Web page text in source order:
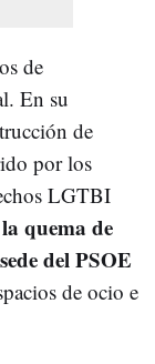
de
En su
de
por los
LGTBI
la quema de
del PSOE
de ocio e